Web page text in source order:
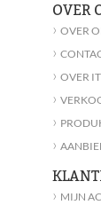
OVER
› OVER
›
› OVER
›
›
›
› MIJN